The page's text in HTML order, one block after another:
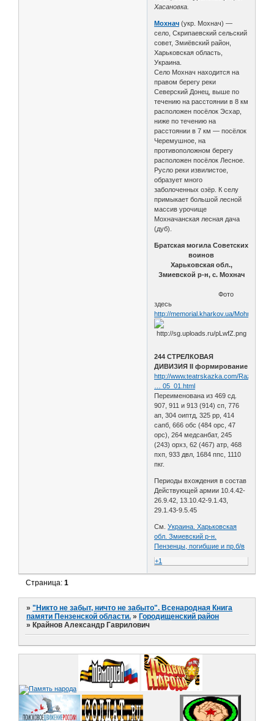
Хасановка.
Мохнач (укр. Мохнач) —
село, Скрипаевский сельский
совет, Змиёвский район,
Харьковская область,
Украина.
Село Мохнач находится на
правом берегу реки
Северский Донец, выше по
течению на расстоянии в 8 км
расположен посёлок Эсхар,
ниже по течению на
расстоянии в 7 км — посёлок
Черемушное, на
противоположном берегу
расположен посёлок Лесное.
Русло реки извилистое,
образует много
заболоченных озёр. К селу
примыкает большой лесной
массив урочище
Мохначанская лесная дача
(дуб).
Братская могила Советских
воинов
Харьковская обл.,
Змиевской р-н, с. Мохнач
Фото
здесь
http://memorial.kharkov.ua/Mohnach
244 СТРЕЛКОВАЯ
ДИВИЗИЯ II формирование
http://www.teatrskazka.com/Raznoe/
… 05_01.html
Переименована из 469 сд.
907, 911 и 913 (914) сп, 776
ап, 304 оиптд, 325 рр, 414
сапб, 666 обс (484 орс, 47
орс), 264 медсанбат, 245
(243) орхз, 62 (467) атр, 468
пхп, 933 двл, 1684 ппс, 1110
пкг.
Периоды вхождения в состав
Действующей армии 10.4.42-
26.9.42, 13.10.42-9.1.43,
29.1.43-9.5.45
См.Украина. Харьковская
обл. Змиевский р-н.
Пензенцы, погибшие и пр.б/в
+1
Страница:1
»"Никто не забыт, ничто не забыто". Всенародная Книга
памяти Пензенской области. » Городищенский район
» Крайнов Александр Гаврилович